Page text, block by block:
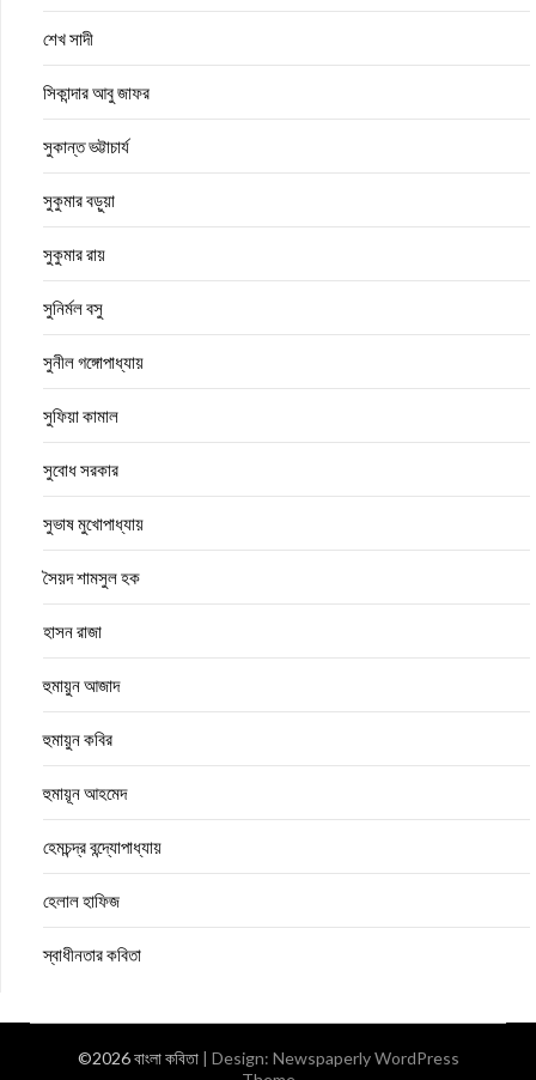
শেখ সাদী
সিকান্দার আবু জাফর
সুকান্ত ভট্টাচার্য
সুকুমার বড়ুয়া
সুকুমার রায়
সুনির্মল বসু
সুনীল গঙ্গোপাধ্যায়
সুফিয়া কামাল
সুবোধ সরকার
সুভাষ মুখোপাধ্যায়
সৈয়দ শামসুল হক
হাসন রাজা
হুমায়ুন আজাদ
হুমায়ুন কবির
হুমায়ূন আহমেদ
হেমচন্দ্র বন্দ্যোপাধ্যায়
হেলাল হাফিজ
স্বাধীনতার কবিতা
©2026 বাংলা কবিতা | Design: Newspaperly WordPress